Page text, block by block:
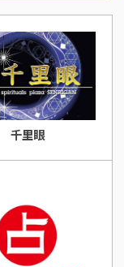
千里眼